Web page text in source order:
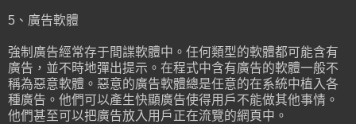
5、廣告軟體
強制廣告經常存于間諜軟體中。任何類型的軟體都可能含有
廣告，並不時地彈出提示。在程式中含有廣告的軟體一般不
稱為惡意軟體。惡意的廣告軟體總是任意的在系統中植入各
種廣告。他們可以產生快顯廣告使得用戶不能做其他事情。
他們甚至可以把廣告放入用戶正在流覽的網頁中。